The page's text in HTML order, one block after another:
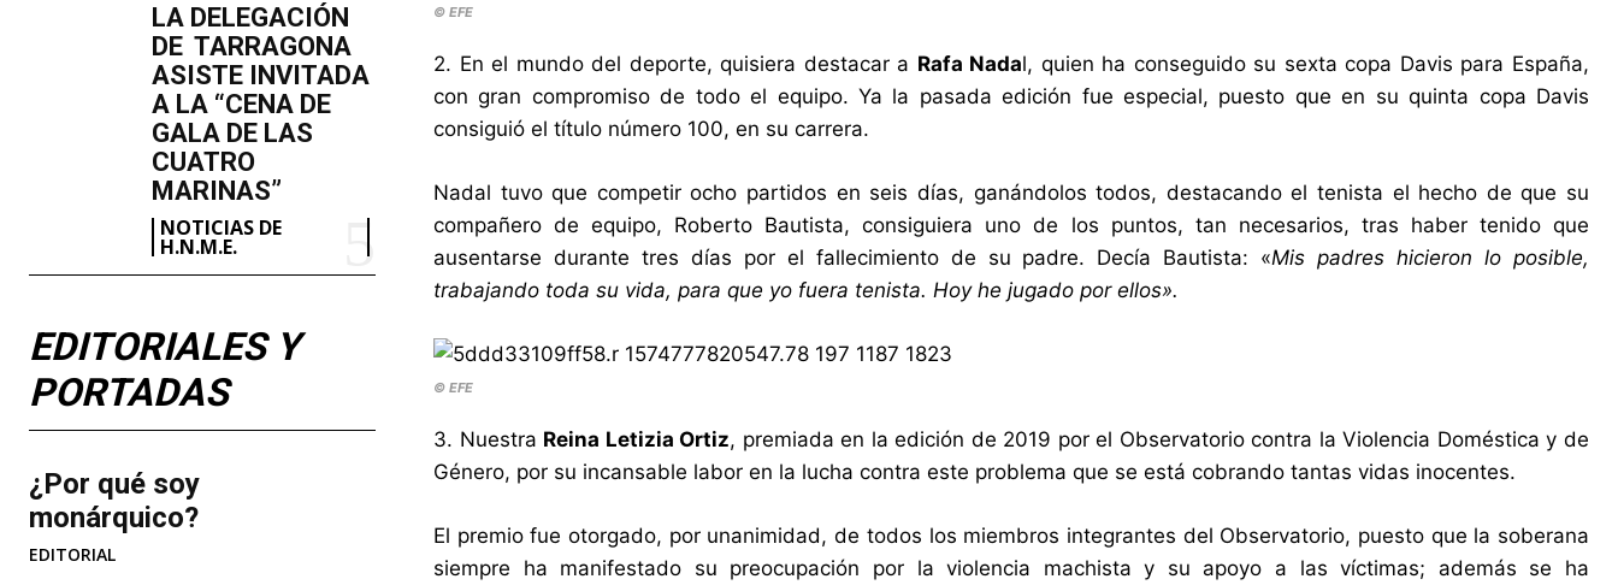
LA DELEGACIÓN
DE TARRAGONA
ASISTE INVITADA
A LA “CENA DE
GALA DE LAS
CUATRO
MARINAS”
NOTICIAS DE
H.N.M.E.
EDITORIALES Y
PORTADAS
¿Por qué soy
monárquico?
EDITORIAL
© EFE
2. En el mundo del deporte, quisiera destacar a Rafa Nadal, quien ha conseguido su sexta copa Davis para España,
con gran compromiso de todo el equipo. Ya la pasada edición fue especial, puesto que en su quinta copa Davis
consiguió el título número 100, en su carrera.
Nadal tuvo que competir ocho partidos en seis días, ganándolos todos, destacando el tenista el hecho de que su
compañero de equipo, Roberto Bautista, consiguiera uno de los puntos, tan necesarios, tras haber tenido que
ausentarse durante tres días por el fallecimiento de su padre. Decía Bautista: «Mis padres hicieron lo posible,
trabajando toda su vida, para que yo fuera tenista. Hoy he jugado por ellos».
© EFE
3. Nuestra Reina Letizia Ortiz, premiada en la edición de 2019 por el Observatorio contra la Violencia Doméstica y de
Género, por su incansable labor en la lucha contra este problema que se está cobrando tantas vidas inocentes.
El premio fue otorgado, por unanimidad, de todos los miembros integrantes del Observatorio, puesto que la soberana
siempre ha manifestado su preocupación por la violencia machista y su apoyo a las víctimas; además se ha